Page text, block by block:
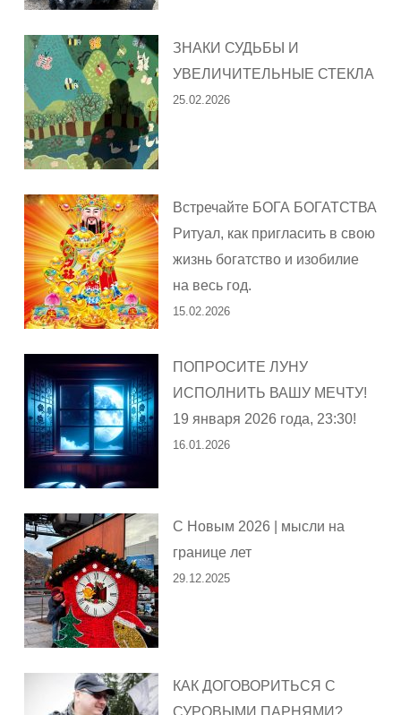
ЗНАКИ СУДЬБЫ И
УВЕЛИЧИТЕЛЬНЫЕ СТЕКЛА
25.02.2026
Встречайте БОГА БОГАТСТВА
Ритуал, как пригласить в свою
жизнь богатство и изобилие
на весь год.
15.02.2026
ПОПРОСИТЕ ЛУНУ
ИСПОЛНИТЬ ВАШУ МЕЧТУ!
19 января 2026 года, 23:30!
16.01.2026
С Новым 2026 | мысли на
границе лет
29.12.2025
КАК ДОГОВОРИТЬСЯ С